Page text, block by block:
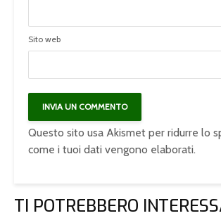
Sito web
Questo sito usa Akismet per ridurre lo
come i tuoi dati vengono elaborati.
TI POTREBBERO